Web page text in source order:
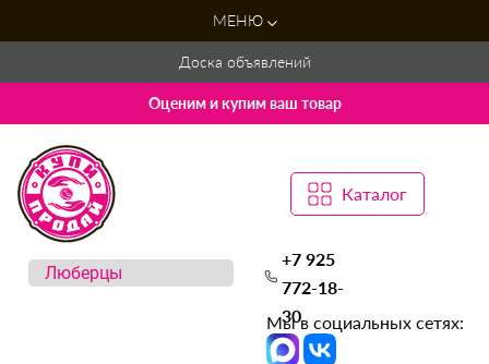
МЕНЮ
Доска объявлений
Оценим и купим ваш товар
Каталог
+7 925
772-18-
30
Мы в социальных сетях: